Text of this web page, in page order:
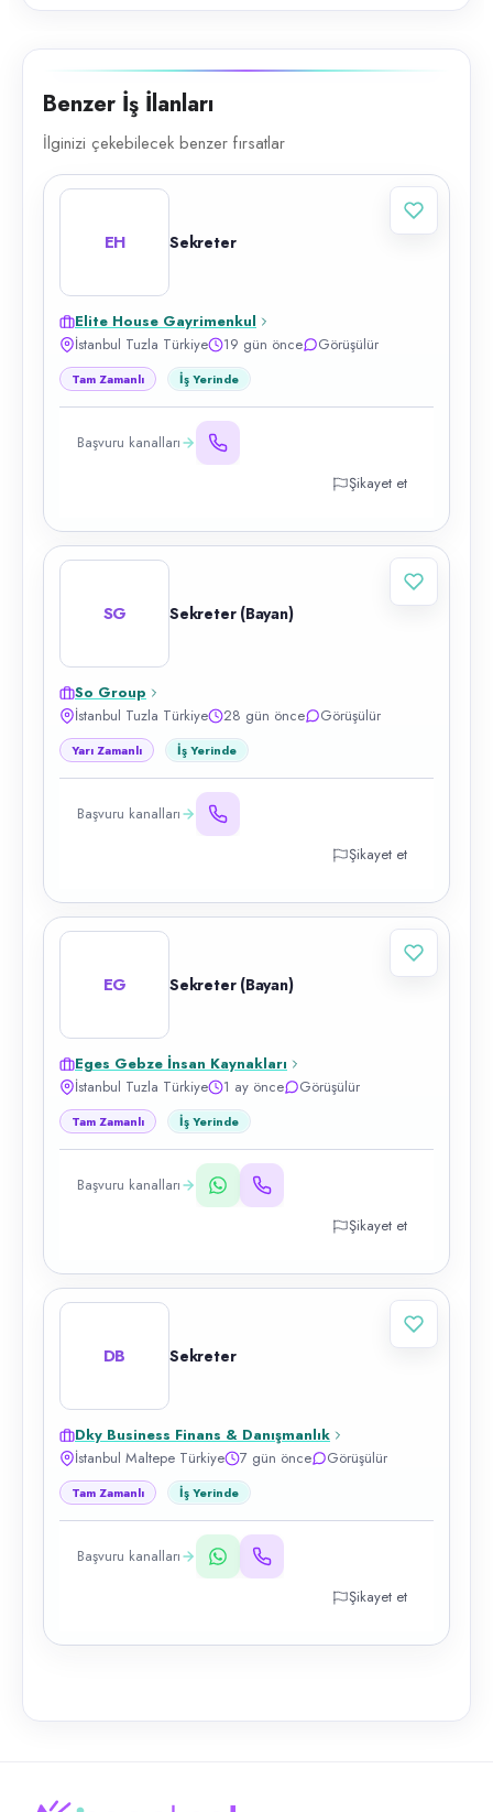
Benzer İş İlanları
İlginizi çekebilecek benzer fırsatlar
EH Sekreter
Elite House Gayrimenkul
İstanbul Tuzla Türkiye
19 gün önce Görüşülür
Tam Zamanlı İş Yerinde
Başvuru kanalları
Şikayet et
SG Sekreter (Bayan)
So Group
İstanbul Tuzla Türkiye
28 gün önce Görüşülür
Yarı Zamanlı İş Yerinde
Başvuru kanalları
Şikayet et
EG Sekreter (Bayan)
Eges Gebze İnsan Kaynakları
İstanbul Tuzla Türkiye
1 ay önce Görüşülür
Tam Zamanlı İş Yerinde
Başvuru kanalları
Şikayet et
DB Sekreter
Dky Business Finans & Danışmanlık
İstanbul Maltepe Türkiye
7 gün önce Görüşülür
Tam Zamanlı İş Yerinde
Başvuru kanalları
Şikayet et